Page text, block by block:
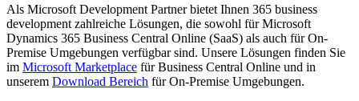
Als Microsoft Development Partner bietet Ihnen 365 business
development zahlreiche Lösungen, die sowohl für Microsoft
Dynamics 365 Business Central Online (SaaS) als auch für On-
Premise Umgebungen verfügbar sind. Unsere Lösungen finden Sie
im Microsoft Marketplace für Business Central Online und in
unserem Download Bereich für On-Premise Umgebungen.